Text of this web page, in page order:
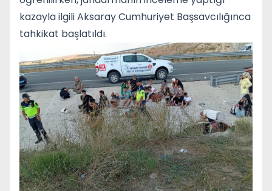
kazayla ilgili Aksaray Cumhuriyet Başsavcılığınca
tahkikat başlatıldı.